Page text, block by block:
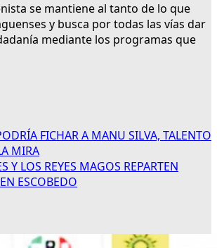
se mantiene al tanto de lo que
y busca por todas las vías dar
mediante los programas que
FICHAR A MANU SILVA, TALENTO
MIRA
Y LOS REYES MAGOS REPARTEN
ESCOBEDO